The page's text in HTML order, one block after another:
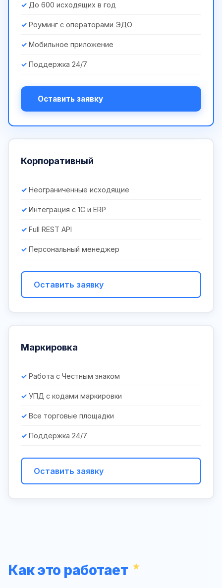
До 600 исходящих в год
Роуминг с операторами ЭДО
Мобильное приложение
Поддержка 24/7
Оставить заявку
Корпоративный
Неограниченные исходящие
Интеграция с 1С и ERP
Full REST API
Персональный менеджер
Оставить заявку
Маркировка
Работа с Честным знаком
УПД с кодами маркировки
Все торговые площадки
Поддержка 24/7
Оставить заявку
Как это работает